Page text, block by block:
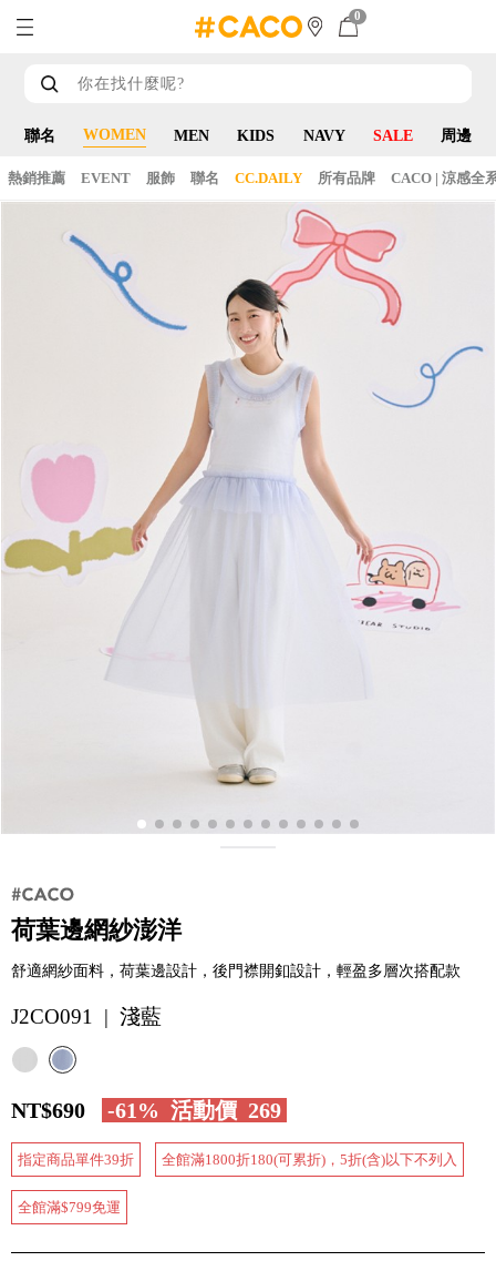
0
聯名 WOMEN MEN KIDS NAVY SALE 周邊
熱銷推薦 EVENT 服飾 聯名 CC.DAILY 所有品牌 CACO | 涼感全
荷葉邊網紗澎洋
舒適網紗面料，荷葉邊設計，後門襟開釦設計，輕盈多層次搭配款
J2CO091 | 淺藍
NT$690 -61% 活動價 269
指定商品單件39折 全館滿1800折180(可累折)，5折(含)以下不列入
全館滿$799免運